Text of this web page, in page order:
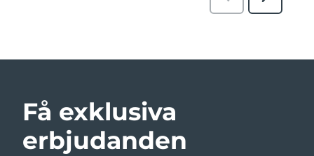
Få exklusiva
erbjudanden